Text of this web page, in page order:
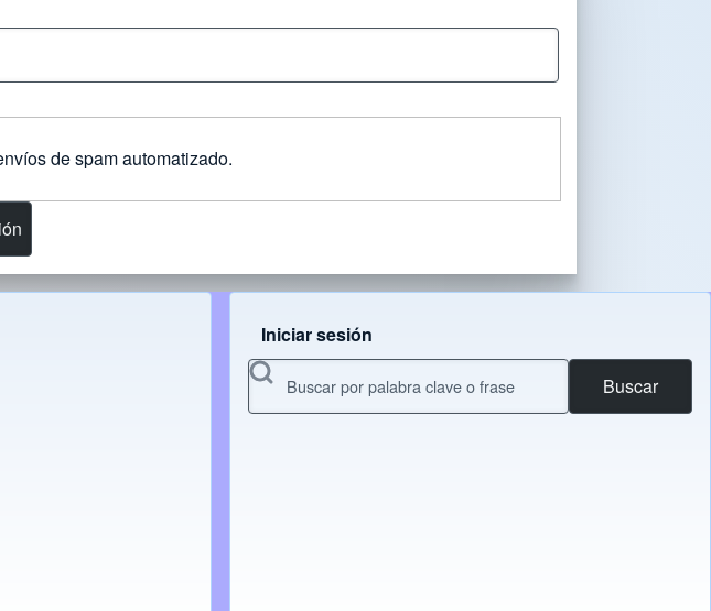
de spam automatizado.
Menu do usuário
Iniciar sesión
Buscar